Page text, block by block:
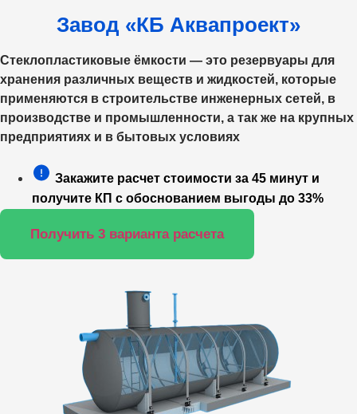
Завод «КБ Аквапроект»
Стеклопластиковые ёмкости — это резервуары для
хранения различных веществ и жидкостей, которые
применяются в строительстве инженерных сетей, в
производстве и промышленности, а так же на крупных
предприятиях и в бытовых условиях
Закажите расчет стоимости за 45 минут и
получите КП с обоснованием выгоды до 33%
Получить 3 варианта расчета